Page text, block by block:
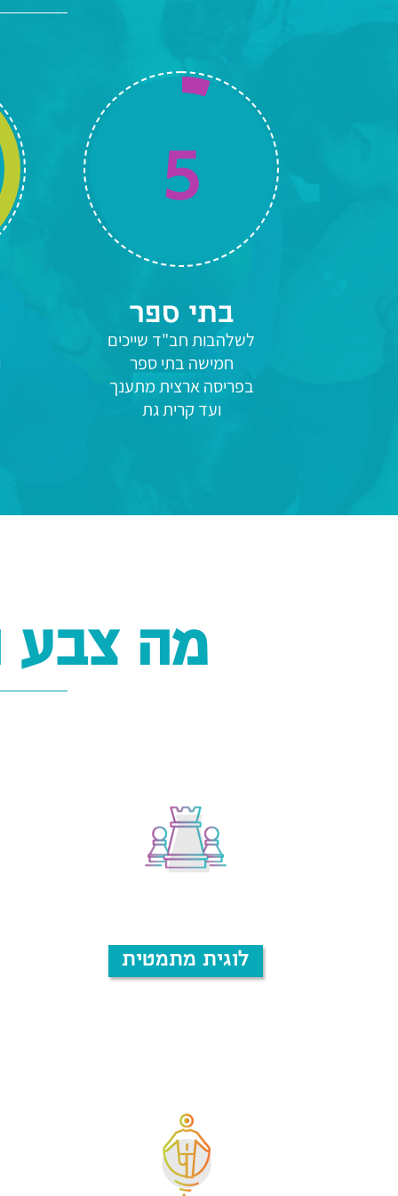
5
5
בתי ספר
לשלהבות חב"ד שייכים
חמישה בתי ספר
בפריסה ארצית מתענך
ועד קרית גת
מה צבע
לוגית מתמטית